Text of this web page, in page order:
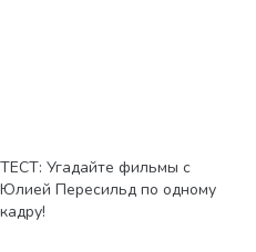
ТЕСТ: Угадайте фильмы с
Юлией Пересильд по одному
кадру!